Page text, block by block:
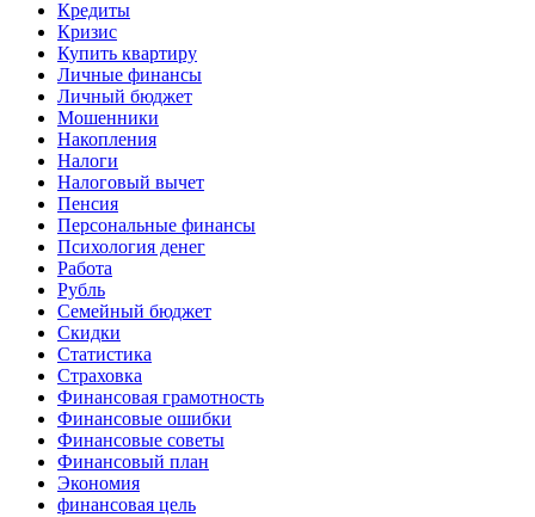
Кредиты
Кризис
Купить квартиру
Личные финансы
Личный бюджет
Мошенники
Накопления
Налоги
Налоговый вычет
Пенсия
Персональные финансы
Психология денег
Работа
Рубль
Семейный бюджет
Скидки
Статистика
Страховка
Финансовая грамотность
Финансовые ошибки
Финансовые советы
Финансовый план
Экономия
финансовая цель